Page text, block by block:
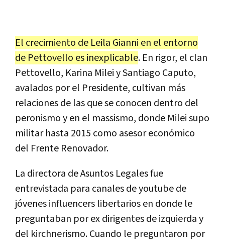
El crecimiento de Leila Gianni en el entorno
de Pettovello es inexplicable. En rigor, el clan
Pettovello, Karina Milei y Santiago Caputo,
avalados por el Presidente, cultivan más
relaciones de las que se conocen dentro del
peronismo y en el massismo, donde Milei supo
militar hasta 2015 como asesor económico
del Frente Renovador.
La directora de Asuntos Legales fue
entrevistada para canales de youtube de
jóvenes influencers libertarios en donde le
preguntaban por ex dirigentes de izquierda y
del kirchnerismo. Cuando le preguntaron por